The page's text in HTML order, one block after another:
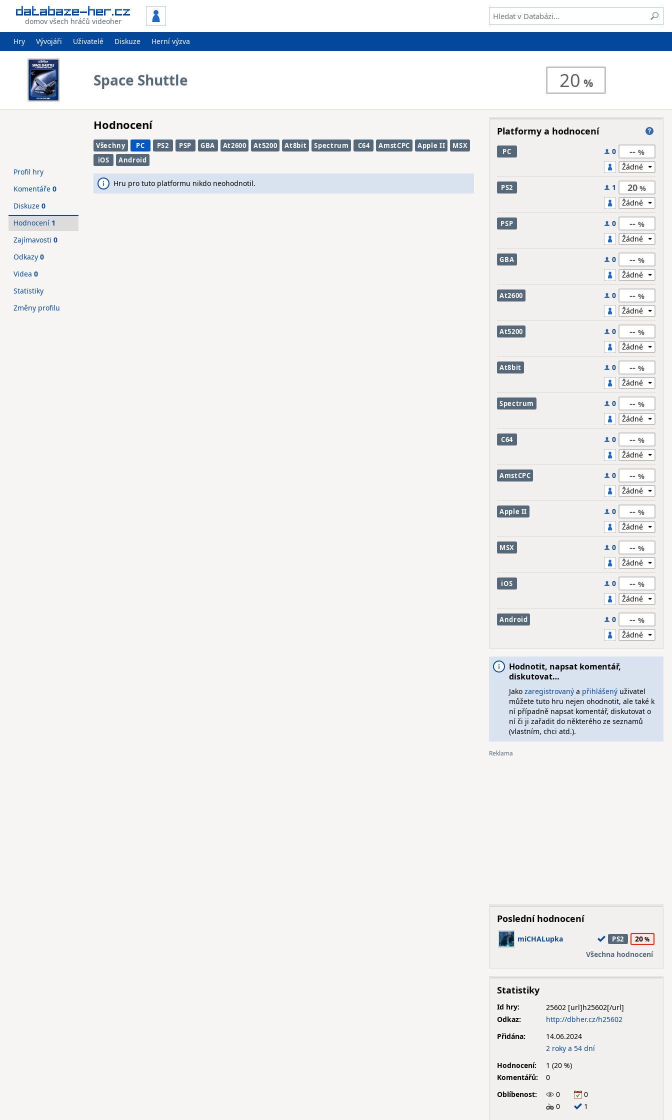
domov všech hráčů videoher
Hry Vývojáři Uživatelé Diskuze Herní výzva
Space Shuttle 20
Hodnocení
Všechny PC PS2 PSP GBA At2600 At5200 At8bit Spectrum C64 AmstCPC Apple II
MSX
iOS
Android
Hru pro tuto platformu nikdo neohodnotil.
Profil hry
Komentáře 0
Diskuze 0
Hodnocení 1
Zajímavosti 0
Odkazy 0
Videa 0
Statistiky
Změny profilu
Platformy a hodnocení
PC 0 --
PS2 1 20
PSP 0 --
GBA 0 --
At2600 0 --
At5200 0 --
At8bit 0 --
Spectrum 0 --
C64 0 --
AmstCPC 0 --
Apple II 0 --
MSX 0 --
iOS 0 --
Android 0 --
Hodnotit, napsat komentář,
diskutovat…
Jako zaregistrovanýa přihlášenýuživatel
můžete tuto hru nejen ohodnotit, ale také k
ní případně napsat komentář, diskutovat o
ní či ji zařadit do některého ze seznamů
(vlastním, chci atd.).
Poslední hodnocení
miCHALupka PS2
20
Všechna hodnocení
Statistiky
Id hry:
25602
Odkaz:
http://dbher.cz/h25602
Přidána:
14.06.2024
2 roky a 54 dní
Hodnocení:
1 (20 %)
Komentářů:
0
Oblíbenost:
0
0
0
1